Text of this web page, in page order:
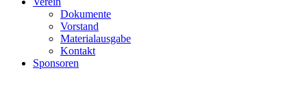
Dokumente
Vorstand
Materialausgabe
Kontakt
Sponsoren